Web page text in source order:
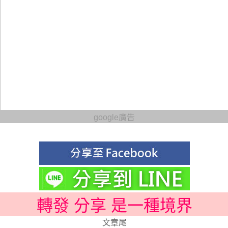
google廣告
轉發 分享 是一種境界
文章尾